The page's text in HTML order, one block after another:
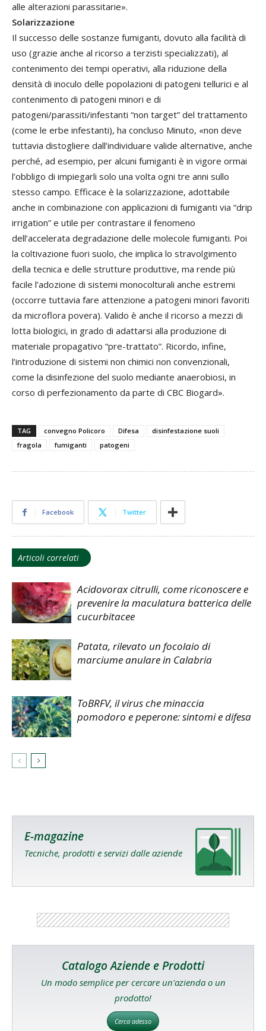
alle alterazioni parassitarie».
Solarizzazione
Il successo delle sostanze fumiganti, dovuto alla facilità di
uso (grazie anche al ricorso a terzisti specializzati), al
contenimento dei tempi operativi, alla riduzione della
densità di inoculo delle popolazioni di patogeni tellurici e al
contenimento di patogeni minori e di
patogeni/parassiti/infestanti “non target” del trattamento
(come le erbe infestanti), ha concluso Minuto, «non deve
tuttavia distogliere dall’individuare valide alternative, anche
perché, ad esempio, per alcuni fumiganti è in vigore ormai
l’obbligo di impiegarli solo una volta ogni tre anni sullo
stesso campo. Efficace è la solarizzazione, adottabile
anche in combinazione con applicazioni di fumiganti via “drip
irrigation” e utile per contrastare il fenomeno
dell’accelerata degradazione delle molecole fumiganti. Poi
la coltivazione fuori suolo, che implica lo stravolgimento
della tecnica e delle strutture produttive, ma rende più
facile l’adozione di sistemi monocolturali anche estremi
(occorre tuttavia fare attenzione a patogeni minori favoriti
da microflora povera). Valido è anche il ricorso a mezzi di
lotta biologici, in grado di adattarsi alla produzione di
materiale propagativo “pre-trattato”. Ricordo, infine,
l’introduzione di sistemi non chimici non convenzionali,
come la disinfezione del suolo mediante anaerobiosi, in
corso di perfezionamento da parte di CBC Biogard».
TAG convegno Policoro Difesa
disinfestazione suoli
fragola
fumiganti patogeni
Facebook Twitter
Articoli correlati
Acidovorax citrulli, come riconoscere e
prevenire la maculatura batterica delle
cucurbitacee
Patata, rilevato un focolaio di
marciume anulare in Calabria
ToBRFV, il virus che minaccia
pomodoro e peperone: sintomi e difesa
E-magazine
Tecniche, prodotti e servizi dalle aziende
Catalogo Aziende e Prodotti
Un modo semplice per cercare un'azienda o un
prodotto!
Cerca adesso